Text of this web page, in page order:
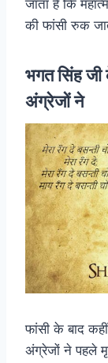
जाता है कि
की फांसी रुक
भगत सिंह
अंग्रेजों ने
फांसी के बाद
अंग्रेजों ने पहले